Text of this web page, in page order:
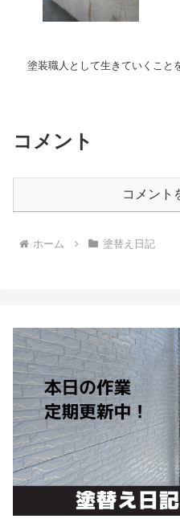
塗装職人として生きていくこと
コメント
コメント
ホーム 塗替え日記